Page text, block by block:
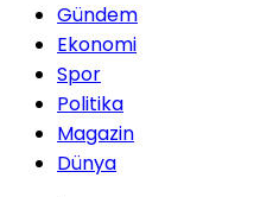
Gündem
Ekonomi
Spor
Politika
Magazin
Dünya